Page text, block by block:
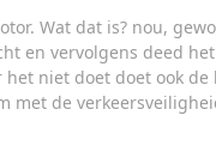
Wat dat is? nou,
en vervolgens deed
niet doet doet ook
met de